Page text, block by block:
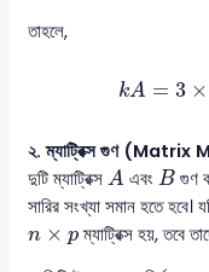
তাহলে,
kA = 3 ×
২. ম্যাট্রিক্স গুণ
দুটি ম্যাট্রিক্সA
A এবংB
B গুণ
সারির সংখ্যা সমান হতে হবে।
n × p
n ×p ম্যাট্রিক্স হয়, তবে